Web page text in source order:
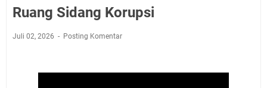
Ruang Sidang Korupsi
Juli 02, 2026 Posting Komentar